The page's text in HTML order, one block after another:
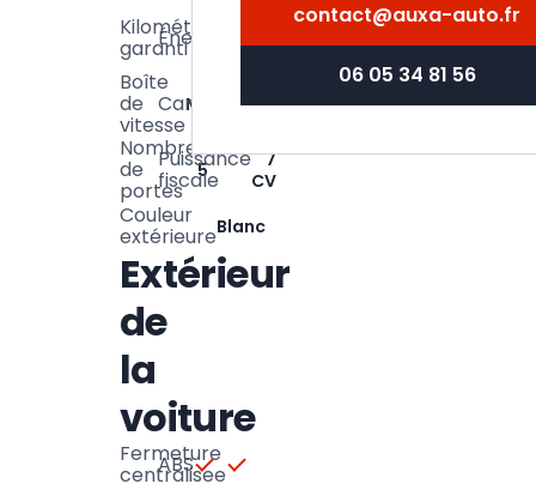
Kilométrage
garantiÉnergie
Boîte
de
vitesse
Manuelle
CarrosserieUtilitaire
Nombre
de
portes
5
Puissance
fiscale
7
CV
Couleur
extérieureBlanc
Extérieur
de
la
voiture
Fermeture
centralisee
ABS
contact@auxa-auto.fr
06 05 34 81 56